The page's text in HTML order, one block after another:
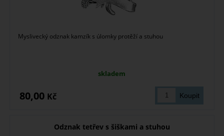
Myslivecký odznak kamzík s úlomky protěží a stuhou
skladem
80,00 Kč
Odznak tetřev s šiškami a stuhou